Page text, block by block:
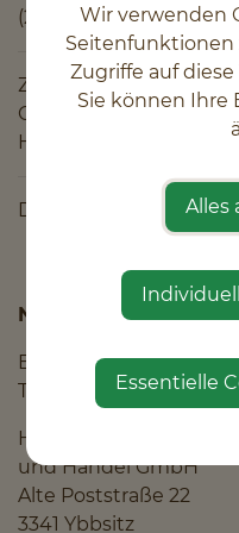
(24h/7Tage)
Zum Fellshop
GRATIS*Paket-
Häufige Fragen
Datenschutzerklärung
Noch weitere Fragen?
Bitte kontaktieren sie
Telefon oder Email:
Holubovsky Gerberei
und Handel GmbH
Alte Poststraße 22
3341 Ybbsitz
Wir verwenden
Seitenfunktionen
Zugriffe auf
Sie können Ihre
Alles
Essentielle